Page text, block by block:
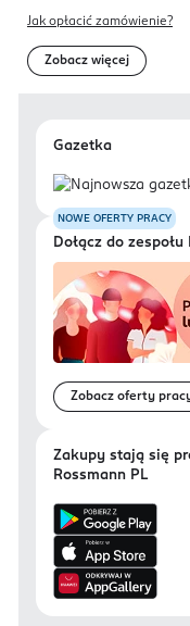
Jak opłacić zamówienie?
Zobacz więcej
Gazetka
NOWE OFERTY PRACY
Dołącz do zespołu
Zobacz oferty
Zakupy stają się
Rossmann PL